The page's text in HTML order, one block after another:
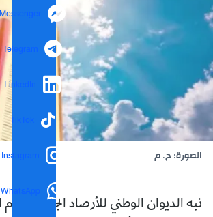
Messenger
Telegram
LinkedIn
TikTok
Instagram
WhatsApp
الصورة: ح. م
نبه الديوان الوطني للأرصاد الجوية، اليوم